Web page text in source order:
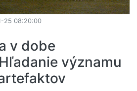
25 08:20:00
v dobe
významu